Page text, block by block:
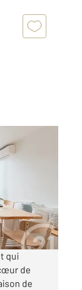
qui
de
de